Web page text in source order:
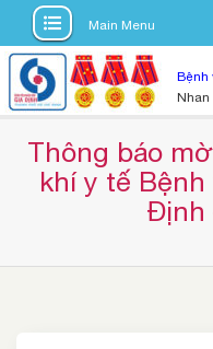
S
n
Main Menu
Bệnh
Nhan
Thông báo
khí y tế Bệnh
Định